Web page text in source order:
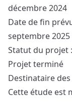
décembre 2024
Date de fin
septembre 2025
Statut du projet :
Projet terminé
Destinataire
Cette étude est